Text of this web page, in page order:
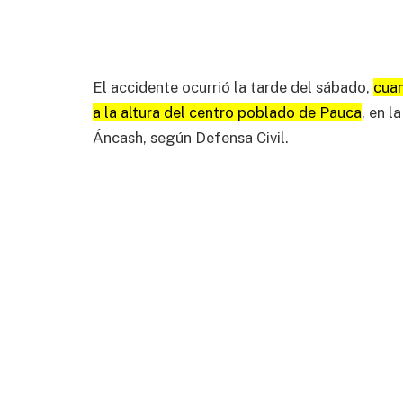
El accidente ocurrió la tarde del sábado,
a la altura del centro poblado de Pauca, en
Áncash, según Defensa Civil.